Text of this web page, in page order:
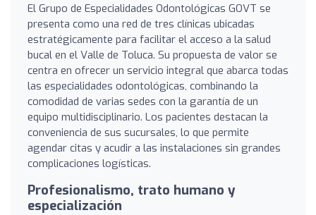
El Grupo de Especialidades Odontológicas GOVT se
presenta como una red de tres clínicas ubicadas
estratégicamente para facilitar el acceso a la salud
bucal en el Valle de Toluca. Su propuesta de valor se
centra en ofrecer un servicio integral que abarca todas
las especialidades odontológicas, combinando la
comodidad de varias sedes con la garantía de un
equipo multidisciplinario. Los pacientes destacan la
conveniencia de sus sucursales, lo que permite
agendar citas y acudir a las instalaciones sin grandes
complicaciones logísticas.
Profesionalismo, trato humano y
especialización